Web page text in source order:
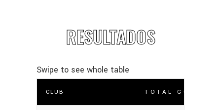
RESULTADOS
CLUB TOTAL GOLES